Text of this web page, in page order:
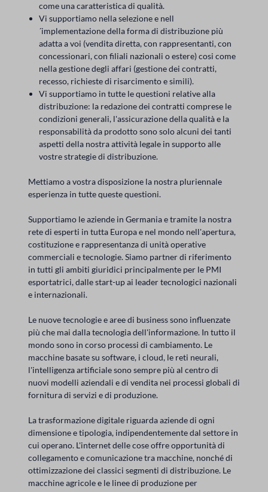
come una caratteristica di qualità.
Vi supportiamo nella selezione e nell
´implementazione della forma di distribuzione più
adatta a voi (vendita diretta, con rappresentanti, con
concessionari, con filiali nazionali o estere) cosi come
nella gestione degli affari (gestione dei contratti,
recesso, richieste di risarcimento e simili).
Vi supportiamo in tutte le questioni relative alla
distribuzione: la redazione dei contratti comprese le
condizioni generali, l'assicurazione della qualità e la
responsabilità da prodotto sono solo alcuni dei tanti
aspetti della nostra attività legale in supporto alle
vostre strategie di distribuzione.
Mettiamo a vostra disposizione la nostra pluriennale
esperienza in tutte queste questioni.
Supportiamo le aziende in Germania e tramite la nostra
rete di esperti in tutta Europa e nel mondo nell'apertura,
costituzione e rappresentanza di unità operative
commerciali e tecnologie. Siamo partner di riferimento
in tutti gli ambiti giuridici principalmente per le PMI
esportatrici, dalle start-up ai leader tecnologici nazionali
e internazionali.
Le nuove tecnologie e aree di business sono influenzate
più che mai dalla tecnologia dell'informazione. In tutto il
mondo sono in corso processi di cambiamento. Le
macchine basate su software, i cloud, le reti neurali,
l'intelligenza artificiale sono sempre più al centro di
nuovi modelli aziendali e di vendita nei processi globali di
fornitura di servizi e di produzione.
La trasformazione digitale riguarda aziende di ogni
dimensione e tipologia, indipendentemente dal settore in
cui operano. L'internet delle cose offre opportunità di
collegamento e comunicazione tra macchine, nonché di
ottimizzazione dei classici segmenti di distribuzione. Le
macchine agricole e le linee di produzione per